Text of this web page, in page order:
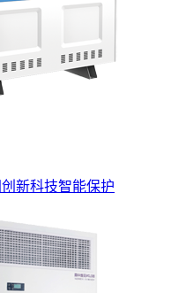
新科技智能保护